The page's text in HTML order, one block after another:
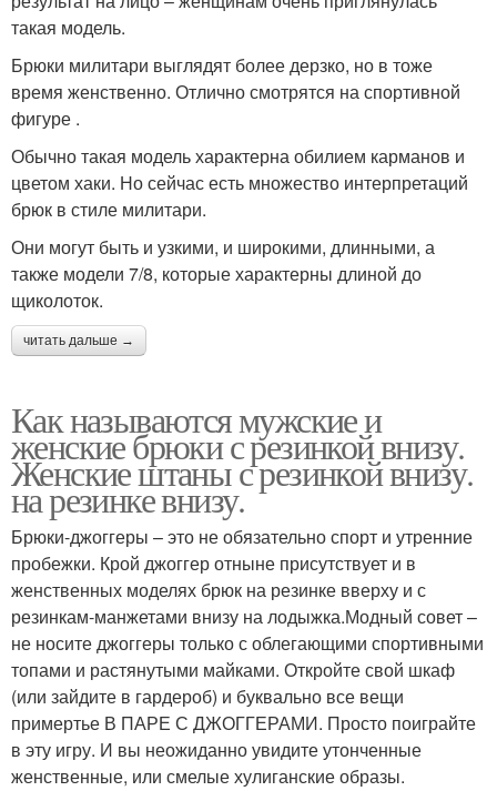
такая модель.
Брюки милитари выглядят более дерзко, но в тоже
время женственно. Отлично смотрятся на спортивной
фигуре .
Обычно такая модель характерна обилием карманов и
цветом хаки. Но сейчас есть множество интерпретаций
брюк в стиле милитари.
Они могут быть и узкими, и широкими, длинными, а
также модели 7/8, которые характерны длиной до
щиколоток.
читать дальше →
Как называются мужские и
женские брюки с резинкой внизу.
Женские штаны с резинкой внизу.
на резинке внизу.
Брюки-джоггеры – это не обязательно спорт и утренние
пробежки. Крой джоггер отныне присутствует и в
женственных моделях брюк на резинке вверху и с
резинкам-манжетами внизу на лодыжка.Модный совет –
не носите джоггеры только с облегающими спортивными
топами и растянутыми майками. Откройте свой шкаф
(или зайдите в гардероб) и буквально все вещи
примертье В ПАРЕ С ДЖОГГЕРАМИ. Просто поиграйте
в эту игру. И вы неожиданно увидите утонченные
женственные, или смелые хулиганские образы.